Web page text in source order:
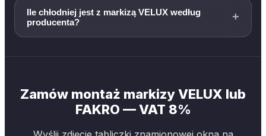
Ile chłodniej jest z markizą VELUX według
producenta?
+
Zamów montaż markizy VELUX lub
FAKRO — VAT 8%